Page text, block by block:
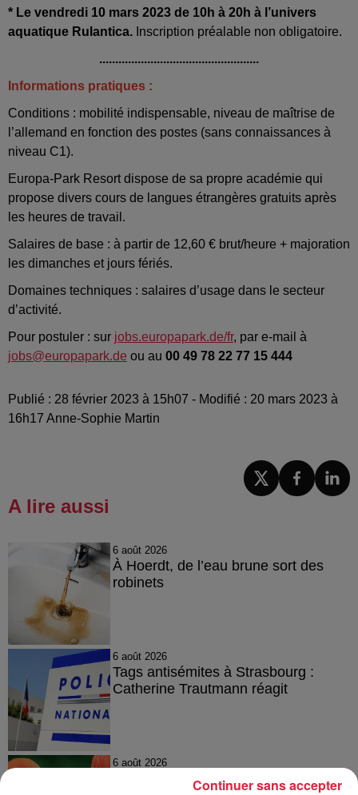
* Le vendredi 10 mars 2023 de 10h à 20h à l’univers
aquatique Rulantica. Inscription préalable non obligatoire.
..................................................
Informations pratiques :
Conditions : mobilité indispensable, niveau de maîtrise de
l’allemand en fonction des postes (sans connaissances à
niveau C1).
Europa-Park Resort dispose de sa propre académie qui
propose divers cours de langues étrangères gratuits après
les heures de travail.
Salaires de base : à partir de 12,60 € brut/heure + majoration
les dimanches et jours fériés.
Domaines techniques : salaires d’usage dans le secteur
d’activité.
Pour postuler : sur jobs.europapark.de/fr, par e-mail à
jobs@europapark.de ou au 00 49 78 22 77 15 444
Publié : 28 février 2023 à 15h07 - Modifié : 20 mars 2023 à
16h17 Anne-Sophie Martin
A lire aussi
6 août 2026
À Hoerdt, de l’eau brune sort des
robinets
6 août 2026
Tags antisémites à Strasbourg :
Catherine Trautmann réagit
6 août 2026
Au zoo de Mulhouse : rencontre
Continuer sans accepter